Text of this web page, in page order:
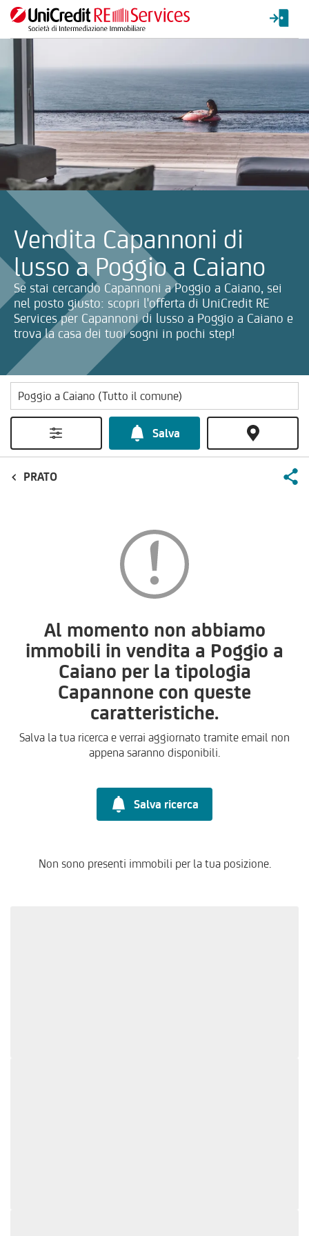
Vendita Capannoni di
lusso a Poggio a Caiano
Se stai cercando Capannoni a Poggio a Caiano, sei
nel posto giusto: scopri l'offerta di UniCredit RE
Services per Capannoni di lusso a Poggio a Caiano e
trova la casa dei tuoi sogni in pochi step!
Salva
PRATO
Al momento non abbiamo
immobili in vendita a Poggio a
Caiano per la tipologia
Capannone con queste
caratteristiche.
Salva la tua ricerca e verrai aggiornato tramite email non
appena saranno disponibili.
Salva ricerca
Non sono presenti immobili per la tua posizione.